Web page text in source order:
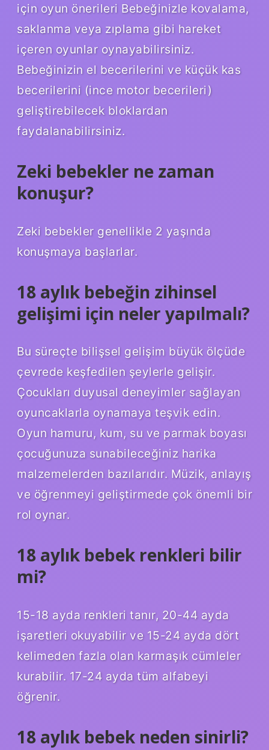
için oyun önerileri Bebeğinizle kovalama,
saklanma veya zıplama gibi hareket
içeren oyunlar oynayabilirsiniz.
Bebeğinizin el becerilerini ve küçük kas
becerilerini (ince motor becerileri)
geliştirebilecek bloklardan
faydalanabilirsiniz.
Zeki bebekler ne zaman
konuşur?
Zeki bebekler genellikle 2 yaşında
konuşmaya başlarlar.
18 aylık bebeğin zihinsel
gelişimi için neler yapılmalı?
Bu süreçte bilişsel gelişim büyük ölçüde
çevrede keşfedilen şeylerle gelişir.
Çocukları duyusal deneyimler sağlayan
oyuncaklarla oynamaya teşvik edin.
Oyun hamuru, kum, su ve parmak boyası
çocuğunuza sunabileceğiniz harika
malzemelerden bazılarıdır. Müzik, anlayış
ve öğrenmeyi geliştirmede çok önemli bir
rol oynar.
18 aylık bebek renkleri bilir
mi?
15-18 ayda renkleri tanır, 20-44 ayda
işaretleri okuyabilir ve 15-24 ayda dört
kelimeden fazla olan karmaşık cümleler
kurabilir. 17-24 ayda tüm alfabeyi
öğrenir.
18 aylık bebek neden sinirli?